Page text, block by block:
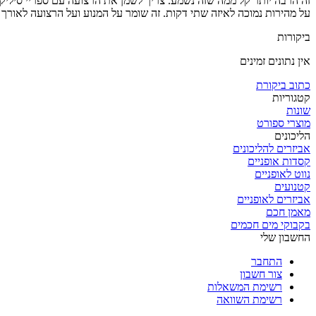
על מהירות נמוכה לאיזה שתי דקות. זה שומר על המנוע ועל הרצועה לאורך
ביקורות
אין נתונים זמינים
כתוב ביקורת
קטגוריות
שונות
מוצרי ספורט
הליכונים
אביזרים להליכונים
קסדות אופניים
נווט לאופניים
קטנועים
אביזרים לאופניים
מאמן חכם
בקבוקי מים חכמים
החשבון שלי
התחבר
צור חשבון
רשימת המשאלות
רשימת השוואה